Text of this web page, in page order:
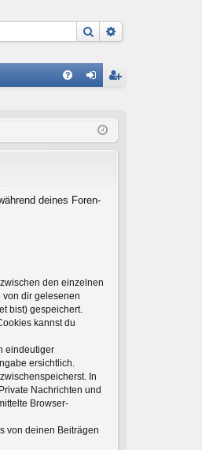
Suche
ist
deines Foren-
den einzelnen
dir gelesenen
bist) gespeichert.
kannst du
eindeutiger
ersichtlich.
In
Nachrichten und
Browser-
von deinen Beiträgen